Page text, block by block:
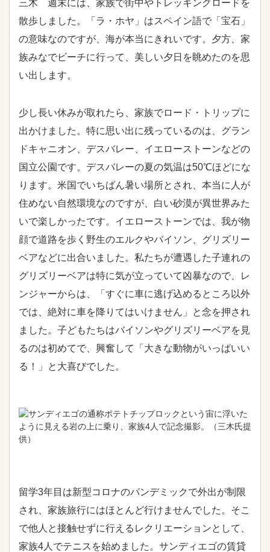
三木 週末には、家族で街中やトレッキングロードを
散歩しました。「ラ・ホヤ」はスペイン語で「宝石」
の意味なのですが、海が本当にきれいです。夕方、家
族みなでビーチに行って、美しい夕日を眺めたのを思
い出します。
少し長い休みが取れたら、家族でロード・トリップに
出かけました。特に思い出に残っているのは、グラン
ドキャニオン、デスバレー、イエローストーンなどの
国立公園です。デスバレーの夏の気温は50℃ほどにな
ります。米国でいちばん暑い場所とされ、本当に人が
住めない自然環境なのですが、白い砂漠が異世界みた
いで楽しかったです。イエローストーンでは、我が物
顔で道路を歩く野生のエルクやバイソン、グリズリー
ベアなどに出合いました。私たちが遭遇した子連れの
グリズリーベアは特に気が立っていて凶暴なので、レ
ンジャーからは、「すぐに車に逃げ込めるところ以外
では、絶対に車を降りてはいけません」と念を押され
ました。子どもたちはバイソンやグリズリーベアを見
るのは初めてで、興奮して「大きな動物がいっぱいい
る！」と大喜びでした。
サンディエゴの通称ポテトチップロックという宙に浮いた
ように見える岩の上に乗り、家族4人で記念撮影。（三木氏提
供）
留学3年目は新型コロナのパンデミックで外出が制限
され、家族旅行にはほとんど行けませんでした。そこ
で他人と接触せずに行えるレクリエーションとして、
家族4人でテニスを始めました。サンディエゴの賃貸